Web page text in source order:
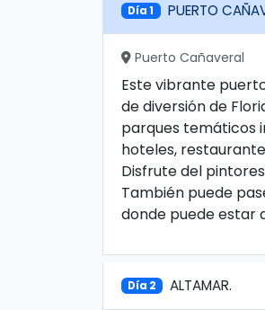
Día 1 PUERTO
Puerto Cañaveral
Este vibrante
de diversión de
parques temáticos
hoteles,
Disfrute del
También puede
donde puede estar
Día 2 ALTAMAR.